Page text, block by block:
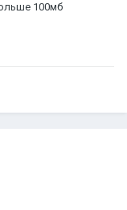
100мб